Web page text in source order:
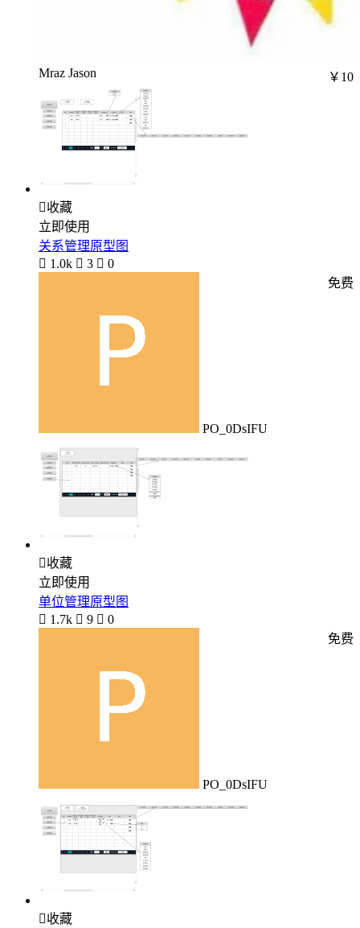
Mraz Jason ￥10
收藏
立即使用
关系管理原型图
 1.0k  3  0
PO_0DsIFU
免费
收藏
立即使用
单位管理原型图
 1.7k  9  0
PO_0DsIFU
免费
收藏